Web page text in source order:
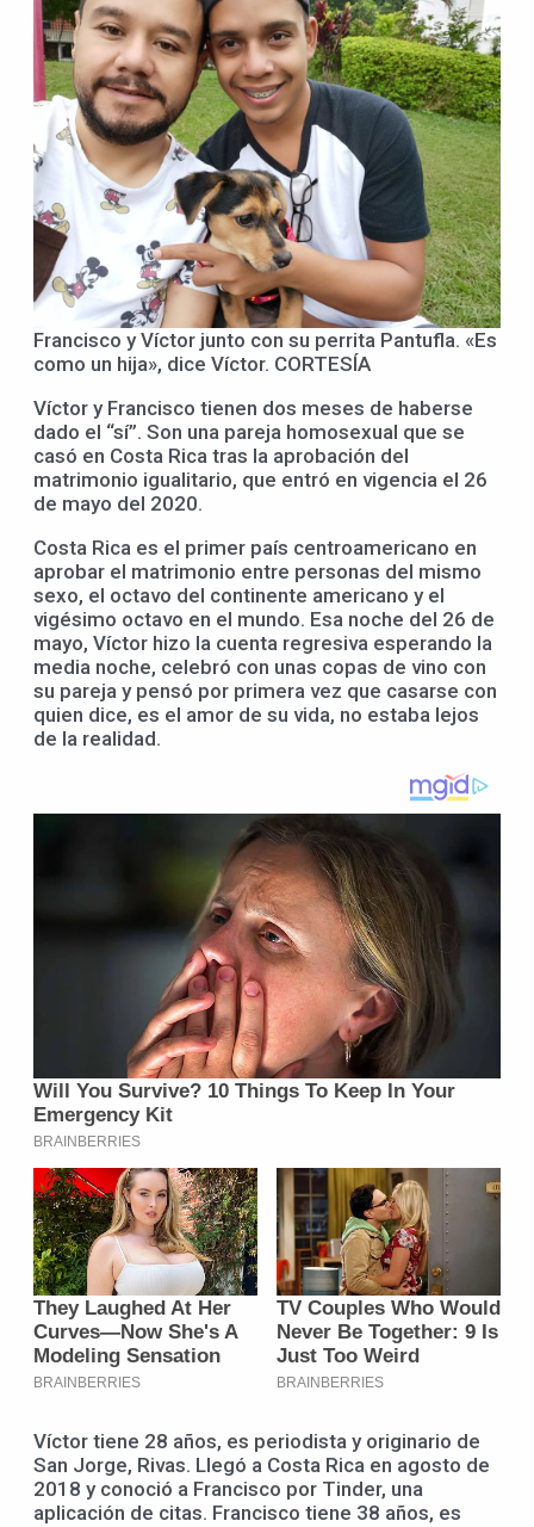
Francisco y Víctor junto con su perrita Pantufla. «Es
como un hija», dice Víctor. CORTESÍA
Víctor y Francisco tienen dos meses de haberse
dado el “sí”. Son una pareja homosexual que se
casó en Costa Rica tras la aprobación del
matrimonio igualitario, que entró en vigencia el 26
de mayo del 2020.
Costa Rica es el primer país centroamericano en
aprobar el matrimonio entre personas del mismo
sexo, el octavo del continente americano y el
vigésimo octavo en el mundo. Esa noche del 26 de
mayo, Víctor hizo la cuenta regresiva esperando la
media noche, celebró con unas copas de vino con
su pareja y pensó por primera vez que casarse con
quien dice, es el amor de su vida, no estaba lejos
de la realidad.
Víctor tiene 28 años, es periodista y originario de
San Jorge, Rivas. Llegó a Costa Rica en agosto de
2018 y conoció a Francisco por Tinder, una
aplicación de citas. Francisco tiene 38 años, es